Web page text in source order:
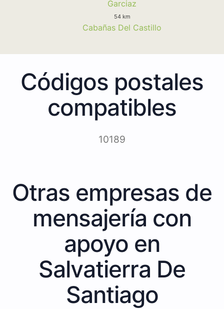
Garciaz
54 km
Cabañas Del Castillo
Códigos postales
compatibles
10189
Otras empresas de
mensajería con
apoyo en
Salvatierra De
Santiago